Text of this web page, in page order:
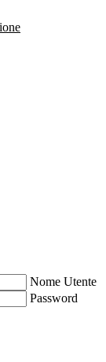
Nome Utente
Password